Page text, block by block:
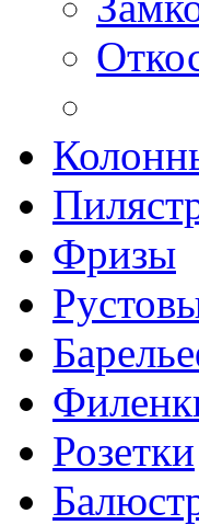
Фризы
Розетки